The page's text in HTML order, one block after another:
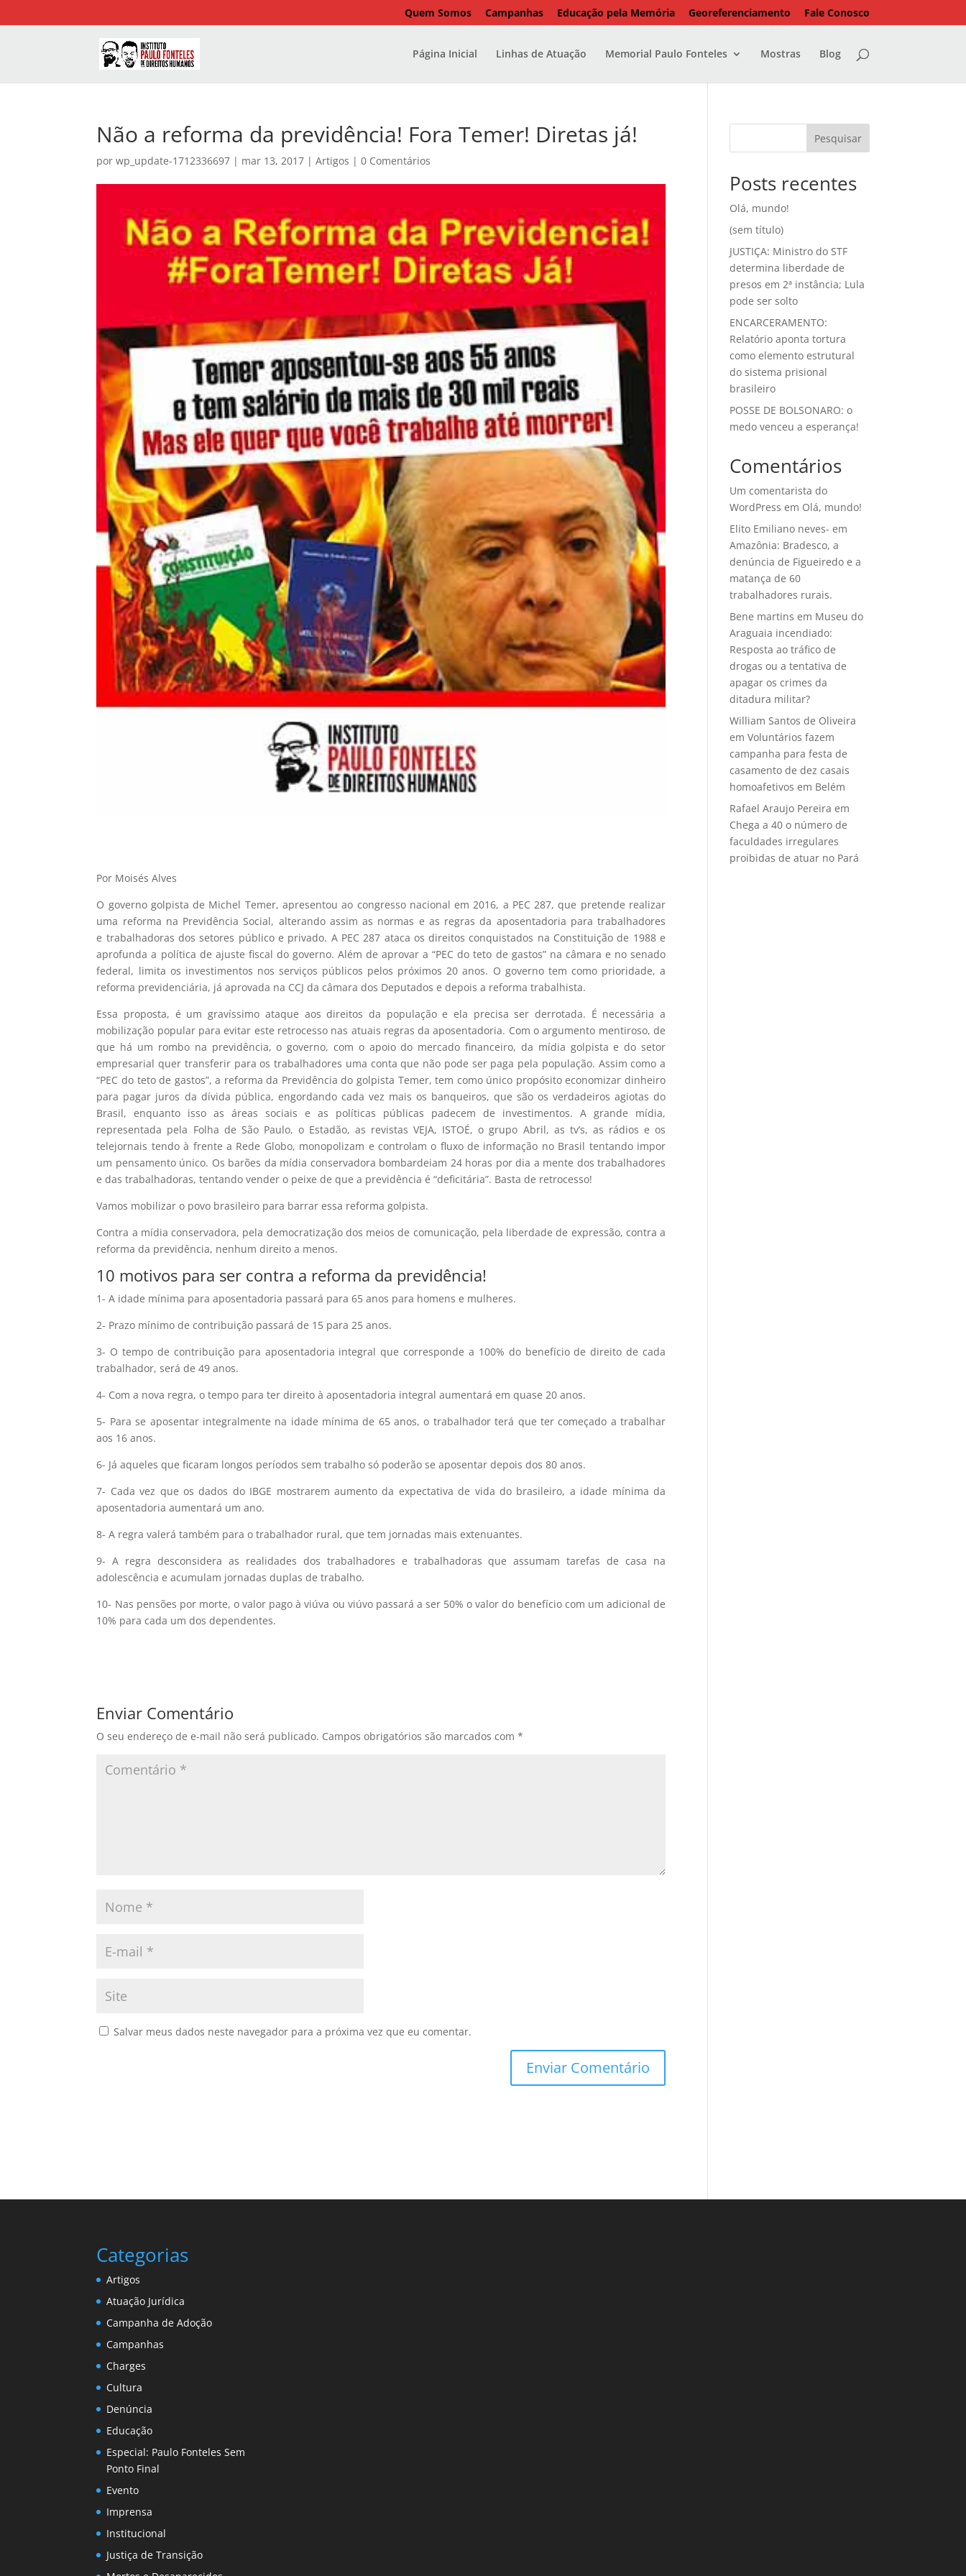
Quem Somos Campanhas Educação pela Memória Georeferenciamento Fale Conosco
Página Inicial Linhas de Atuação Memorial Paulo Fonteles Mostras Blog
Não a reforma da previdência! Fora Temer! Diretas já!
porwp_update-1712336697 | mar 13, 2017 |Artigos |0 Comentários
Por Moisés Alves
O governo golpista de Michel Temer, apresentou ao congresso nacional em 2016, a PEC 287, que pretende realizar
uma reforma na Previdência Social, alterando assim as normas e as regras da aposentadoria para trabalhadores
e trabalhadoras dos setores público e privado. A PEC 287 ataca os direitos conquistados na Constituição de 1988 e
aprofunda a política de ajuste fiscal do governo. Além de aprovar a “PEC do teto de gastos” na câmara e no senado
federal, limita os investimentos nos serviços públicos pelos próximos 20 anos. O governo tem como prioridade, a
reforma previdenciária, já aprovada na CCJ da câmara dos Deputados e depois a reforma trabalhista.
Essa proposta, é um gravíssimo ataque aos direitos da população e ela precisa ser derrotada. É necessária a
mobilização popular para evitar este retrocesso nas atuais regras da aposentadoria. Com o argumento mentiroso, de
que há um rombo na previdência, o governo, com o apoio do mercado financeiro, da mídia golpista e do setor
empresarial quer transferir para os trabalhadores uma conta que não pode ser paga pela população. Assim como a
“PEC do teto de gastos”, a reforma da Previdência do golpista Temer, tem como único propósito economizar dinheiro
para pagar juros da dívida pública, engordando cada vez mais os banqueiros, que são os verdadeiros agiotas do
Brasil, enquanto isso as áreas sociais e as políticas públicas padecem de investimentos. A grande mídia,
representada pela Folha de São Paulo, o Estadão, as revistas VEJA, ISTOÉ, o grupo Abril, as tv’s, as rádios e os
telejornais tendo à frente a Rede Globo, monopolizam e controlam o fluxo de informação no Brasil tentando impor
um pensamento único. Os barões da mídia conservadora bombardeiam 24 horas por dia a mente dos trabalhadores
e das trabalhadoras, tentando vender o peixe de que a previdência é “deficitária”. Basta de retrocesso!
Vamos mobilizar o povo brasileiro para barrar essa reforma golpista.
Contra a mídia conservadora, pela democratização dos meios de comunicação, pela liberdade de expressão, contra a
reforma da previdência, nenhum direito a menos.
10 motivos para ser contra a reforma da previdência!
1- A idade mínima para aposentadoria passará para 65 anos para homens e mulheres.
2- Prazo mínimo de contribuição passará de 15 para 25 anos.
3- O tempo de contribuição para aposentadoria integral que corresponde a 100% do benefício de direito de cada
trabalhador, será de 49 anos.
4- Com a nova regra, o tempo para ter direito à aposentadoria integral aumentará em quase 20 anos.
5- Para se aposentar integralmente na idade mínima de 65 anos, o trabalhador terá que ter começado a trabalhar
aos 16 anos.
6- Já aqueles que ficaram longos períodos sem trabalho só poderão se aposentar depois dos 80 anos.
7- Cada vez que os dados do IBGE mostrarem aumento da expectativa de vida do brasileiro, a idade mínima da
aposentadoria aumentará um ano.
8- A regra valerá também para o trabalhador rural, que tem jornadas mais extenuantes.
9- A regra desconsidera as realidades dos trabalhadores e trabalhadoras que assumam tarefas de casa na
adolescência e acumulam jornadas duplas de trabalho.
10- Nas pensões por morte, o valor pago à viúva ou viúvo passará a ser 50% o valor do benefício com um adicional de
10% para cada um dos dependentes.
Enviar Comentário
O seu endereço de e-mail não será publicado. Campos obrigatórios são marcados com*
Salvar meus dados neste navegador para a próxima vez que eu comentar.
Pesquisar
Posts recentes
Olá, mundo!
(sem título)
JUSTIÇA: Ministro do STF
determina liberdade de
presos em 2ª instância; Lula
pode ser solto
ENCARCERAMENTO:
Relatório aponta tortura
como elemento estrutural
do sistema prisional
brasileiro
POSSE DE BOLSONARO: o
medo venceu a esperança!
Comentários
Um comentarista do
WordPress em Olá, mundo!
Elito Emiliano neves- em
Amazônia: Bradesco, a
denúncia de Figueiredo e a
matança de 60
trabalhadores rurais.
Bene martins em Museu do
Araguaia incendiado:
Resposta ao tráfico de
drogas ou a tentativa de
apagar os crimes da
ditadura militar?
William Santos de Oliveira
emVoluntários fazem
campanha para festa de
casamento de dez casais
homoafetivos em Belém
Rafael Araujo Pereira em
Chega a 40 o número de
faculdades irregulares
proibidas de atuar no Pará
Categorias
Artigos
Atuação Jurídica
Campanha de Adoção
Campanhas
Charges
Cultura
Denúncia
Educação
Especial: Paulo Fonteles Sem
Ponto Final
Evento
Imprensa
Institucional
Justiça de Transição